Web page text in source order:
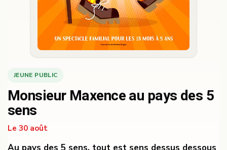
JEUNE PUBLIC
Monsieur Maxence au pays des 5
sens
Le 30 août